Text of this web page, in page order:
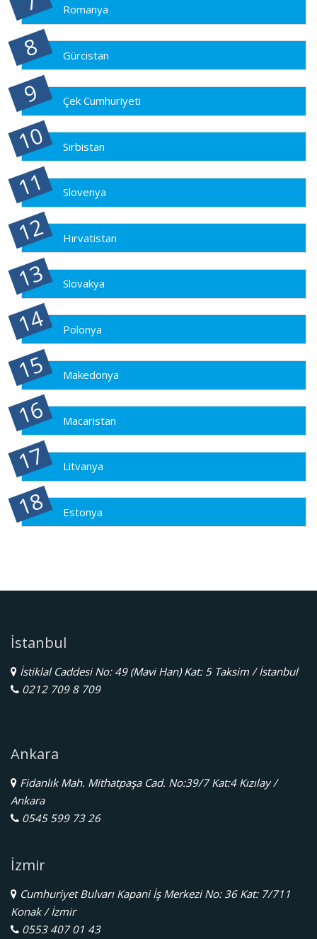
Romanya
Gürcistan
Çek Cumhuriyeti
Sırbistan
Slovenya
Hırvatistan
Slovakya
Polonya
Makedonya
Macaristan
Litvanya
Estonya
İstanbul
İstiklal Caddesi No: 49 (Mavi Han) Kat: 5 Taksim / İstanbul
0212 709 8 709
Ankara
Fidanlık Mah. Mithatpaşa Cad. No:39/7 Kat:4 Kızılay /
Ankara
0545 599 73 26
İzmir
Cumhuriyet Bulvarı Kapani İş Merkezi No: 36 Kat: 7/711
Konak / İzmir
0553 407 01 43